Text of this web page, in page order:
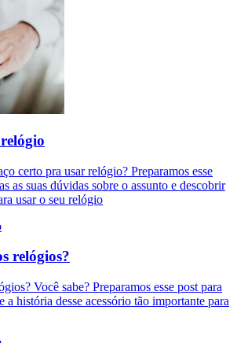
certo pra usar relógio? Preparamos esse
as suas dúvidas sobre o assunto e descobrir
usar o seu relógio
relógios?
Você sabe? Preparamos esse post para
a história desse acessório tão importante para